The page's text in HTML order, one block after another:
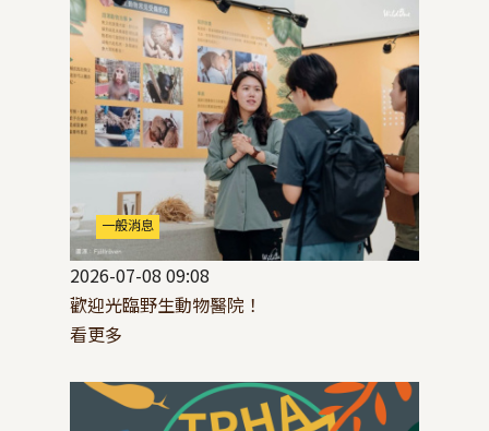
一般消息
2026-07-08 09:08
歡迎光臨野生動物醫院！
看更多